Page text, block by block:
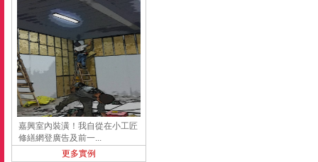
嘉興室內裝潢！我自從在小工匠
修繕網登廣告及前一...
更多實例